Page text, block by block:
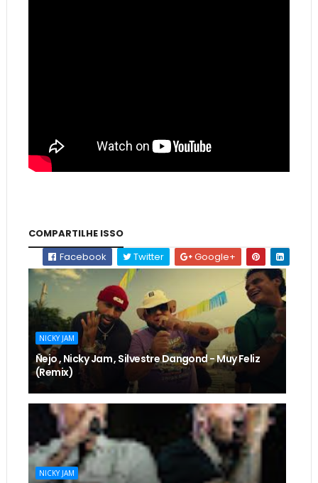
COMPARTILHE ISSO
Facebook
Twitter Google+
NICKY JAM
Ñejo , Nicky Jam , Silvestre Dangond - Muy Feliz
(Remix)
NICKY JAM